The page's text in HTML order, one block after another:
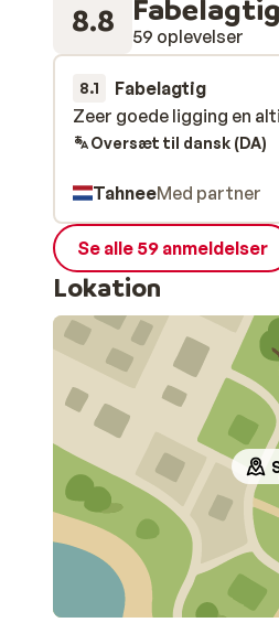
8.8 Fabelagtig
59 oplevelser
8.1 Fabelagtig
Zeer goede ligging en
Zeer goede ligging en
Oversæt til dansk (DA)
TahneeMed partner
Se alle 59 anmeldelser
Lokation